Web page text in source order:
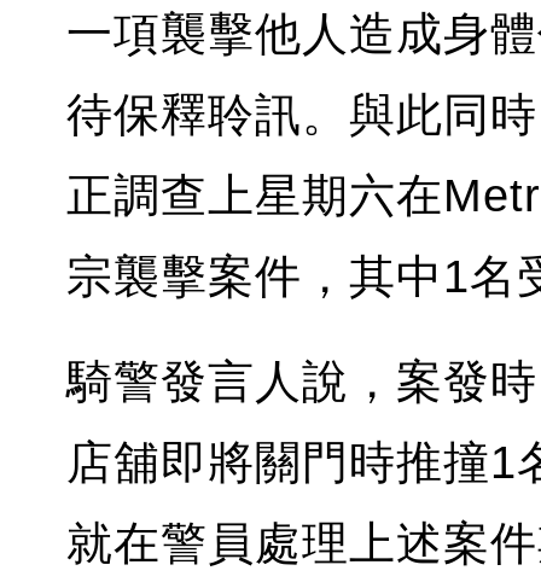
一項襲擊他人造成身
待保釋聆訊。與此同
正調查上星期六在
宗襲擊案件，其中1名
騎警發言人說，案發
店舖即將關門時推撞1
就在警員處理上述案